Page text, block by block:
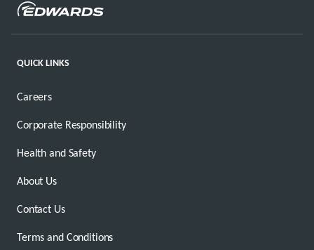
QUICK LINKS
Careers
Corporate Responsibility
Health and Safety
About Us
Contact Us
Terms and Conditions